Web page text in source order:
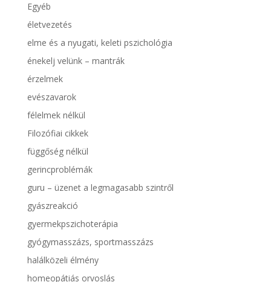
Egyéb
életvezetés
elme és a nyugati, keleti pszichológia
énekelj velünk – mantrák
érzelmek
evészavarok
félelmek nélkül
Filozófiai cikkek
függőség nélkül
gerincproblémák
guru – üzenet a legmagasabb szintről
gyászreakció
gyermekpszichoterápia
gyógymasszázs, sportmasszázs
halálközeli élmény
homeopátiás orvoslás